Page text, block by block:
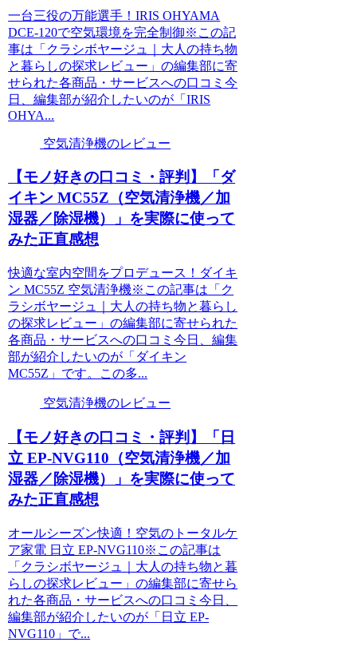
一台三役の万能選手！IRIS OHYAMA
DCE-120で空気環境を完全制御※この記
事は「クラシボヤージュ｜大人の持ち物
と暮らしの探求レビュー」の編集部に寄
せられた各商品・サービスへの口コミ今
日、編集部が紹介したいのが「IRIS
OHYA...
空気清浄機のレビュー
【モノ好きの口コミ・評判】「ダ
イキン MC55Z（空気清浄機／加
湿器／除湿機）」を実際に使って
みた正直感想
快適な室内空間をプロデュース！ダイキ
ン MC55Z 空気清浄機※この記事は「ク
ラシボヤージュ｜大人の持ち物と暮らし
の探求レビュー」の編集部に寄せられた
各商品・サービスへの口コミ今日、編集
部が紹介したいのが「ダイキン
MC55Z」です。この多...
空気清浄機のレビュー
【モノ好きの口コミ・評判】「日
立 EP-NVG110（空気清浄機／加
湿器／除湿機）」を実際に使って
みた正直感想
オールシーズン快適！空気のトータルケ
ア家電 日立 EP-NVG110※この記事は
「クラシボヤージュ｜大人の持ち物と暮
らしの探求レビュー」の編集部に寄せら
れた各商品・サービスへの口コミ今日、
編集部が紹介したいのが「日立 EP-
NVG110」で...